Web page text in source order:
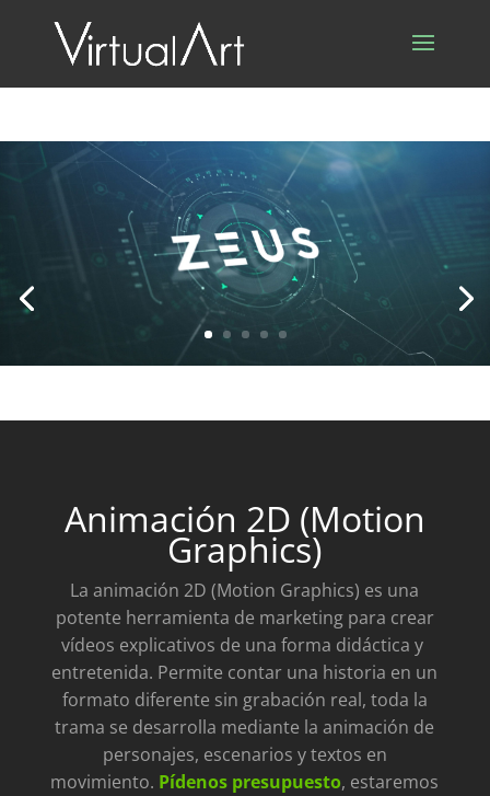
Animación 2D (Motion
Graphics)
La animación 2D (Motion Graphics) es una
potente herramienta de marketing para crear
vídeos explicativos de una forma didáctica y
entretenida. Permite contar una historia en un
formato diferente sin grabación real, toda la
trama se desarrolla mediante la animación de
personajes, escenarios y textos en
movimiento. Pídenos presupuesto, estaremos